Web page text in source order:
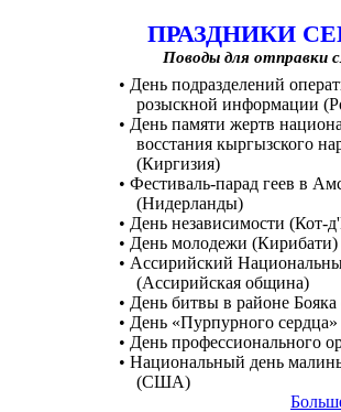
ПРАЗДНИКИ
Поводы для отправки
• День подразделений
розыскной информации
• День памяти жертв
восстания кыргызского
(Киргизия)
• Фестиваль-парад геев в
(Нидерланды)
• День независимости (Кот-
• День молодежи (Кирибати)
• Ассирийский
(Ассирийская община)
• День битвы в районе
• День «Пурпурного
• День профессионального
• Национальный день
(США)